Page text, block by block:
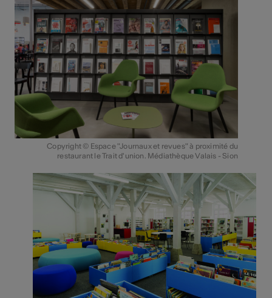
Copyright © Espace "Journaux et revues" à proximité du
restaurant le Trait d'union. Médiathèque Valais - Sion